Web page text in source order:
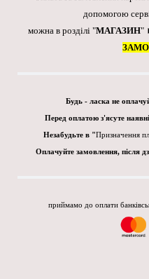
допомогою
можна в розділі "МАГАЗИН"
Будь - ласка не
Перед оплатою з'ясуте
Незабудьте в "Призначення
Оплачуйте замовлення, після
приймамо до оплати